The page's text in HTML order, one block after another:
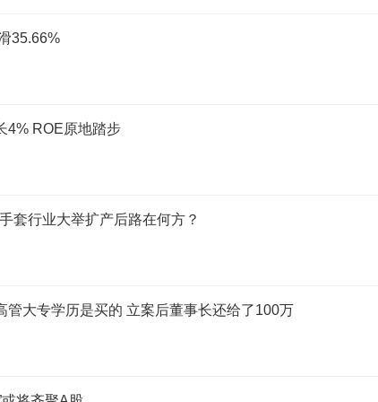
35.66%
4% ROE原地踏步
套行业大举扩产后路在何方？
大专学历是买的 立案后董事长还给了100万